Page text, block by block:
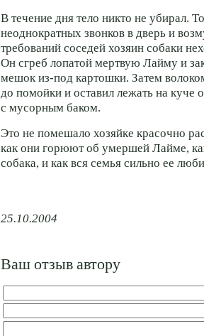
В течение дня тело никто не убирал.
неоднократных звонков в дверь и
требований соседей хозяин собаки
Он сгреб лопатой мертвую Лайму и
мешок из-под картошки. Затем
до помойки и оставил лежать на куче
с мусорным баком.
Это не помешало хозяйке красочно
как они горюют об умершей Лайме,
собака, и как вся семья сильно ее
25.10.2004
Ваш отзыв автору